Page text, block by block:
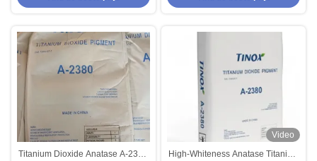
Titanium Dioxide Anatase A-2380
Video
High-Whiteness Anatase Titanium